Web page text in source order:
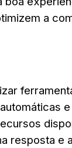
a
resposta e a